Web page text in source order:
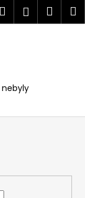
Hledat
nebyly